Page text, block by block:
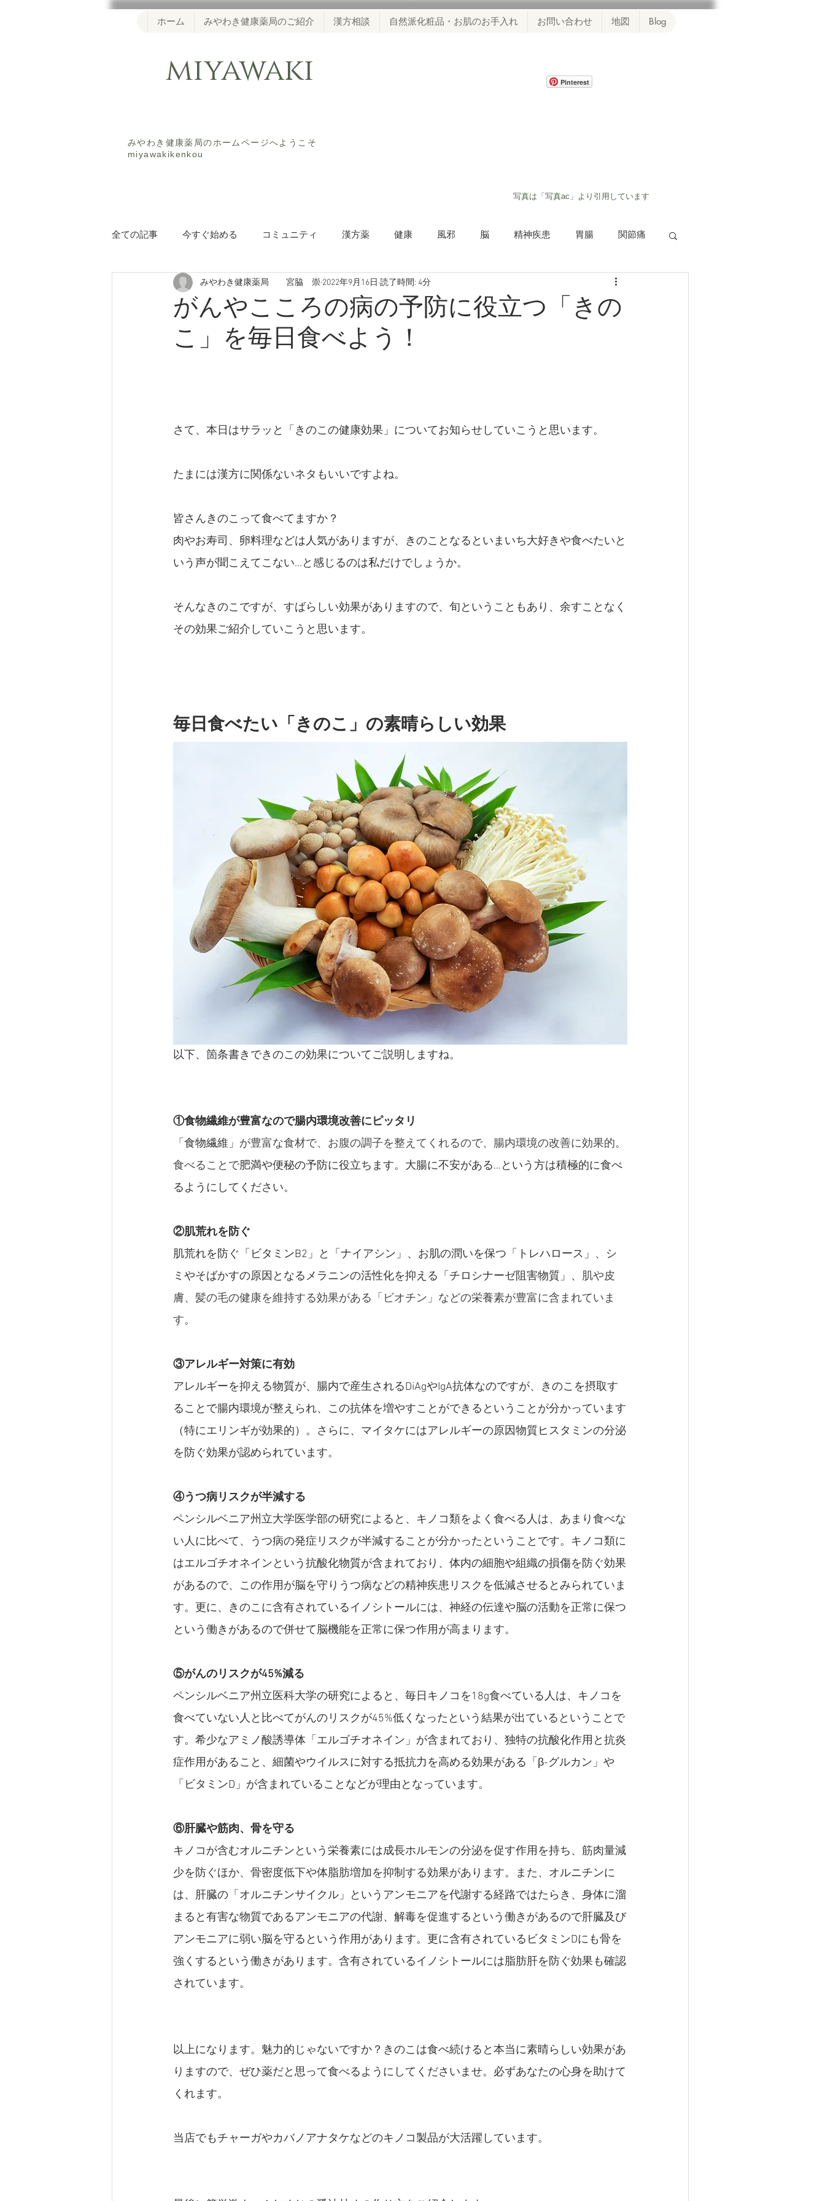
ホーム みやわき健康薬局のご紹介 漢方相談 自然派化粧品・お肌のお手入れ お問い合わせ 地図 Blog
miyawaki Pinterest
​みやわき健康薬局のホームページへようこそ
miyawakikenkou
​写真は「写真ac」より引用しています
全ての記事 今すぐ始める コミュニティ 漢方薬 健康 風邪 脳 精神疾患 胃腸 関節痛
アトピー性皮膚炎 腸内環境 うつ病 スマホ決済
更年期障害 頭痛 産後疲れ 産後うつ
がんやこころの病の予防に役立つ「きの
こ」を毎日食べよう！
みやわき健康薬局 宮脇 崇 2022年9月16日 読了時間: 4分
さて、本日はサラッと「きのこの健康効果」についてお知らせしていこうと思います。
たまには漢方に関係ないネタもいいですよね。
皆さんきのこって食べてますか？
肉やお寿司、卵料理などは人気がありますが、きのことなるといまいち大好きや食べたいと
いう声が聞こえてこない…と感じるのは私だけでしょうか。
そんなきのこですが、すばらしい効果がありますので、旬ということもあり、余すことなく
その効果ご紹介していこうと思います。
毎日食べたい「きのこ」の素晴らしい効果
以下、箇条書きできのこの効果についてご説明しますね。
①食物繊維が豊富なので腸内環境改善にピッタリ
「 食物繊維」が豊富な食材で、お腹の調子を整えてくれるので、腸内環境の改善に効果的。
食べることで肥満や便秘の予防に役立ちます。大腸に不安がある…という方は積極的に食べ
るようにしてください。
②肌荒れを防ぐ
肌荒れを防ぐ「ビタミンB2」と「ナイアシン」、お肌の潤いを保つ「トレハロース」、シ
ミやそばかすの原因となるメラニンの活性化を抑える「チロシナーゼ阻害物質」、 肌や皮
膚、髪の毛の健康を維持する効果がある「ビオチン」などの栄養素が豊富に含まれていま
す。
③アレルギー対策に有効
アレルギーを抑える物質が、腸内で産生されるDiAgやIgA抗体なのですが、きのこを摂取す
ることで腸内環境が整えられ、この抗体を増やすことができるということが分かっています
（特にエリンギが効果的）。さらに、マイタケにはアレルギーの原因物質ヒスタミンの分泌
を防ぐ効果が認められています。
④うつ病リスクが半減する
ペンシルベニア州立大学医学部の研究によると、キノコ類をよく食べる人は、あまり食べな
い人に比べて、うつ病の発症リスクが半減することが分かったということです。キノコ類に
はエルゴチオネインという抗酸化物質が含まれており、体内の細胞や組織の損傷を防ぐ効果
があるので、この作用が脳を守りうつ病などの精神疾患リスクを低減させるとみられていま
す。更に、きのこに含有されているイノシトールには、神経の伝達や脳の活動を正常に保つ
という働きがあるので併せて脳機能を正常に保つ作用が高まります。
⑤がんのリスクが45%減る
ペンシルベニア州立医科大学の研究によると、毎日キノコを18g食べている人は、キノコを
食べていない人と比べてがんのリスクが45%低くなったという結果が出ているということで
す。希少なアミノ酸誘導体「エルゴチオネイン」が含まれており、独特の抗酸化作用と抗炎
症作用があること、細菌やウイルスに対する抵抗力を高める効果がある「β-グルカン」や
「ビタミンD」が含まれていることなどが理由となっています。
⑥肝臓や筋肉、骨を守る
キノコが含むオルニチンという栄養素には成長ホルモンの分泌を促す作用を持ち、筋肉量減
少を防ぐほか、骨密度低下や体脂肪増加を抑制する効果があります。また、 オルニチンに
は、肝臓の「オルニチンサイクル」というアンモニアを代謝する経路ではたらき、身体に溜
まると有害な物質であるアンモニアの代謝、解毒を促進するという働きがあるので肝臓及び
アンモニアに弱い脳を守るという作用があります。更に含有されているビタミンDにも骨を
強くするという働きがあります。含有されているイノシトールには脂肪肝を防ぐ効果も確認
されています。
以上になります。魅力的じゃないですか？きのこは食べ続けると本当に素晴らしい効果があ
りますので、ぜひ薬だと思って食べるようにしてくださいませ。必ずあなたの心身を助けて
くれます。
当店でもチャーガやカバノアナタケなどのキノコ製品が大活躍しています。